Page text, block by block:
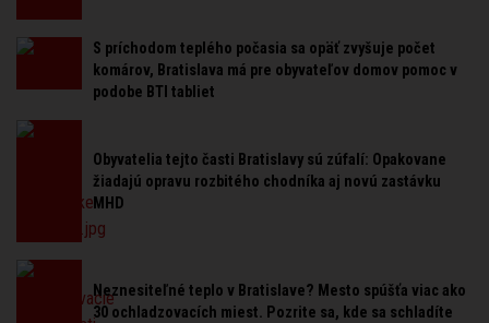
S príchodom teplého počasia sa opäť zvyšuje počet
komárov, Bratislava má pre obyvateľov domov pomoc v
podobe BTI tabliet
Obyvatelia tejto časti Bratislavy sú zúfalí: Opakovane
žiadajú opravu rozbitého chodníka aj novú zastávku
MHD
Neznesiteľné teplo v Bratislave? Mesto spúšťa viac ako
30 ochladzovacích miest. Pozrite sa, kde sa schladíte